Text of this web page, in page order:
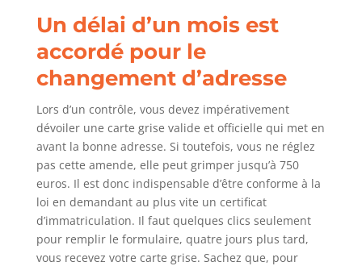
Un délai d’un mois est
accordé pour le
changement d’adresse
Lors d’un contrôle, vous devez impérativement
dévoiler une carte grise valide et officielle qui met en
avant la bonne adresse. Si toutefois, vous ne réglez
pas cette amende, elle peut grimper jusqu’à 750
euros. Il est donc indispensable d’être conforme à la
loi en demandant au plus vite un certificat
d’immatriculation. Il faut quelques clics seulement
pour remplir le formulaire, quatre jours plus tard,
vous recevez votre carte grise. Sachez que, pour